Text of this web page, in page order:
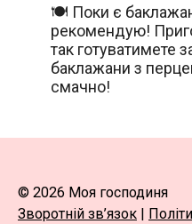
🍽️ Поки є
рекомендую!
так готуватимете
баклажани з
смачно!
© 2026 Моя господиня
Зворотній зв’язок